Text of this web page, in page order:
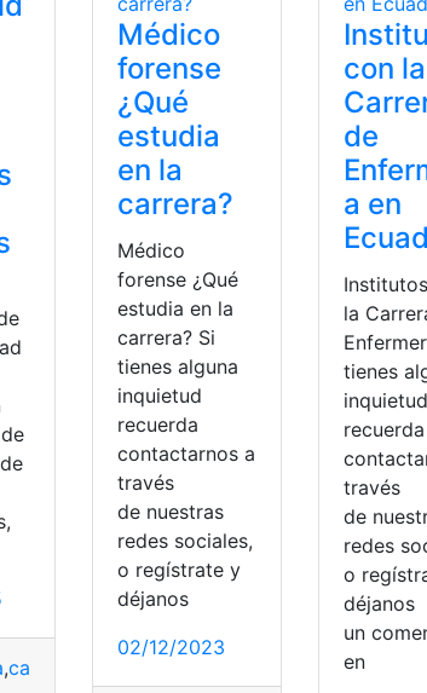
,LDU Liga de Quito,Liga de Quito
,carrera universitaria Manabí
Médico
forense
¿Qué
estudia
en la
carrera?
Médico
forense ¿Qué
estudia en la
carrera? Si
tienes alguna
inquietud
recuerda
contactarnos a
través
de nuestras
redes sociales,
o regístrate y
déjanos
02/12/2023
con la
de
a en
la
tienes
inquietud
recuerda
través
de
redes
o
déjanos
un
en